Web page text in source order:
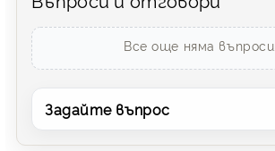
Все още няма въпроси.
Задайте въпрос